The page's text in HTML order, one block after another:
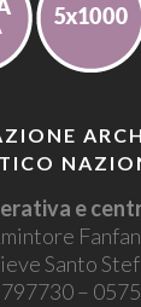
e
Santo
–